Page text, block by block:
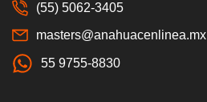
(55) 5062-3405
masters@anahuacenlinea.mx
55 9755-8830